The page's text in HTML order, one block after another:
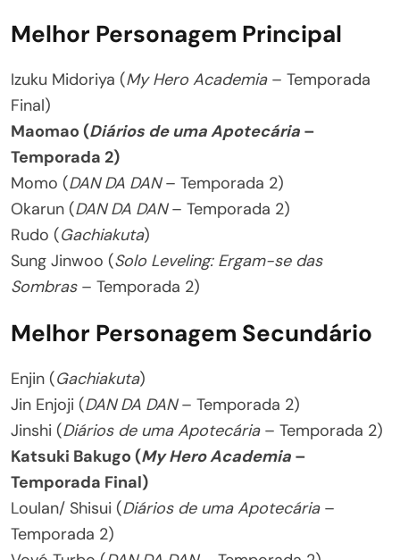
Melhor Personagem Principal
Izuku Midoriya (My Hero Academia– Temporada
Final)
Maomao (Diários de uma Apotecária –
Temporada 2)
Momo (DAN DA DAN– Temporada 2)
Okarun (DAN DA DAN– Temporada 2)
Rudo (Gachiakuta)
Sung Jinwoo (Solo Leveling: Ergam-se das
Sombras– Temporada 2)
Melhor Personagem Secundário
Enjin (Gachiakuta)
Jin Enjoji (DAN DA DAN– Temporada 2)
Jinshi (Diários de uma Apotecária– Temporada 2)
Katsuki Bakugo (My Hero Academia –
Temporada Final)
Loulan/ Shisui (Diários de uma Apotecária–
Temporada 2)